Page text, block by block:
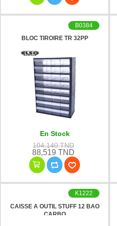
BLOC TIROIRE TR 32PP
B0384
En Stock
104,140 TND
88,519 TND
CAISSE A OUTIL STUFF 12 BAO
CARBO
K1222